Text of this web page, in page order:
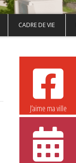
CADRE DE VIE
J’aime ma ville